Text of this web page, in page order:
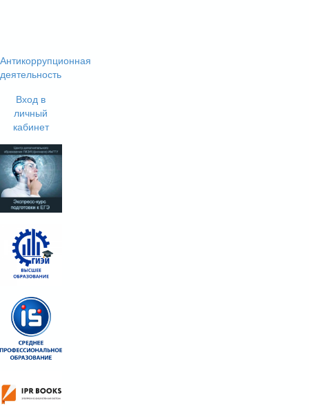
Антикоррупционная
деятельность
Вход в
личный
кабинет